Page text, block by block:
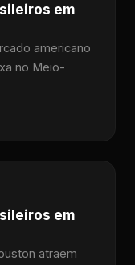
em
americano
no Meio-
em
atraem